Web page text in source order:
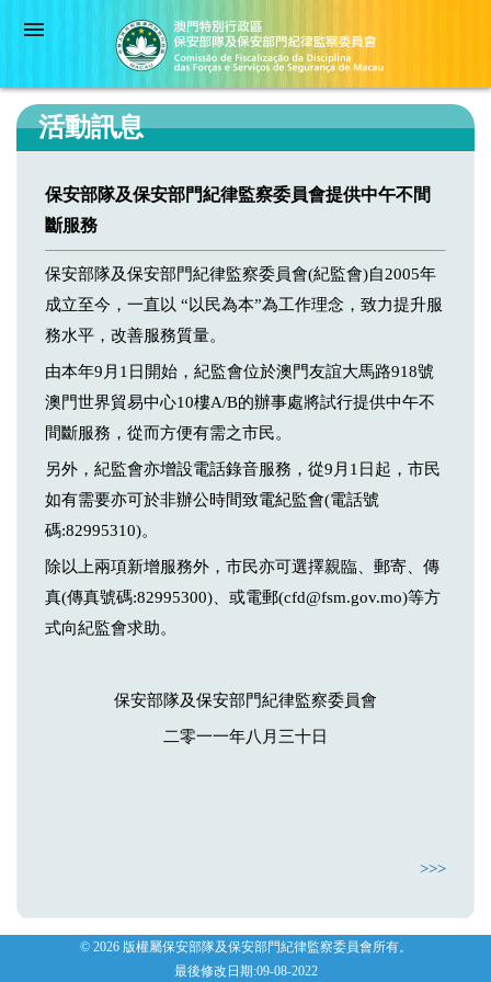
活動訊息
保安部隊及保安部門紀律監察委員會提供中午不間
斷服務
保安部隊及保安部門紀律監察委員會(紀監會)自2005年
成立至今，一直以 “以民為本”為工作理念，致力提升服
務水平，改善服務質量。
由本年9月1日開始，紀監會位於澳門友誼大馬路918號
澳門世界貿易中心10樓A/B的辦事處將試行提供中午不
間斷服務，從而方便有需之市民。
另外，紀監會亦增設電話錄音服務，從9月1日起，市民
如有需要亦可於非辦公時間致電紀監會(電話號
碼:82995310)。
除以上兩項新增服務外，市民亦可選擇親臨、郵寄、傳
真(傳真號碼:82995300)、或電郵(cfd@fsm.gov.mo)等方
式向紀監會求助。
保安部隊及保安部門紀律監察委員會
二零一一年八月三十日
>>>
© 2026 版權屬保安部隊及保安部門紀律監察委員會所有。
最後修改日期:09-08-2022